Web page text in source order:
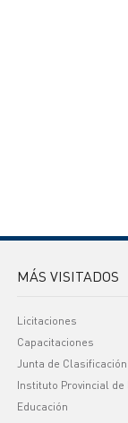
MÁS VISITADOS
Licitaciones
Capacitaciones
Junta de
Instituto Provincial de
Educación